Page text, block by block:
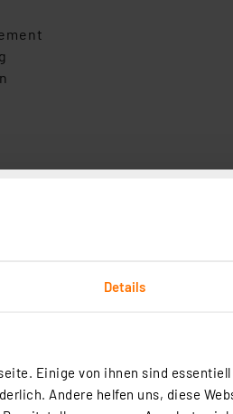
Details
Einige von ihnen sind
Andere helfen uns, diese